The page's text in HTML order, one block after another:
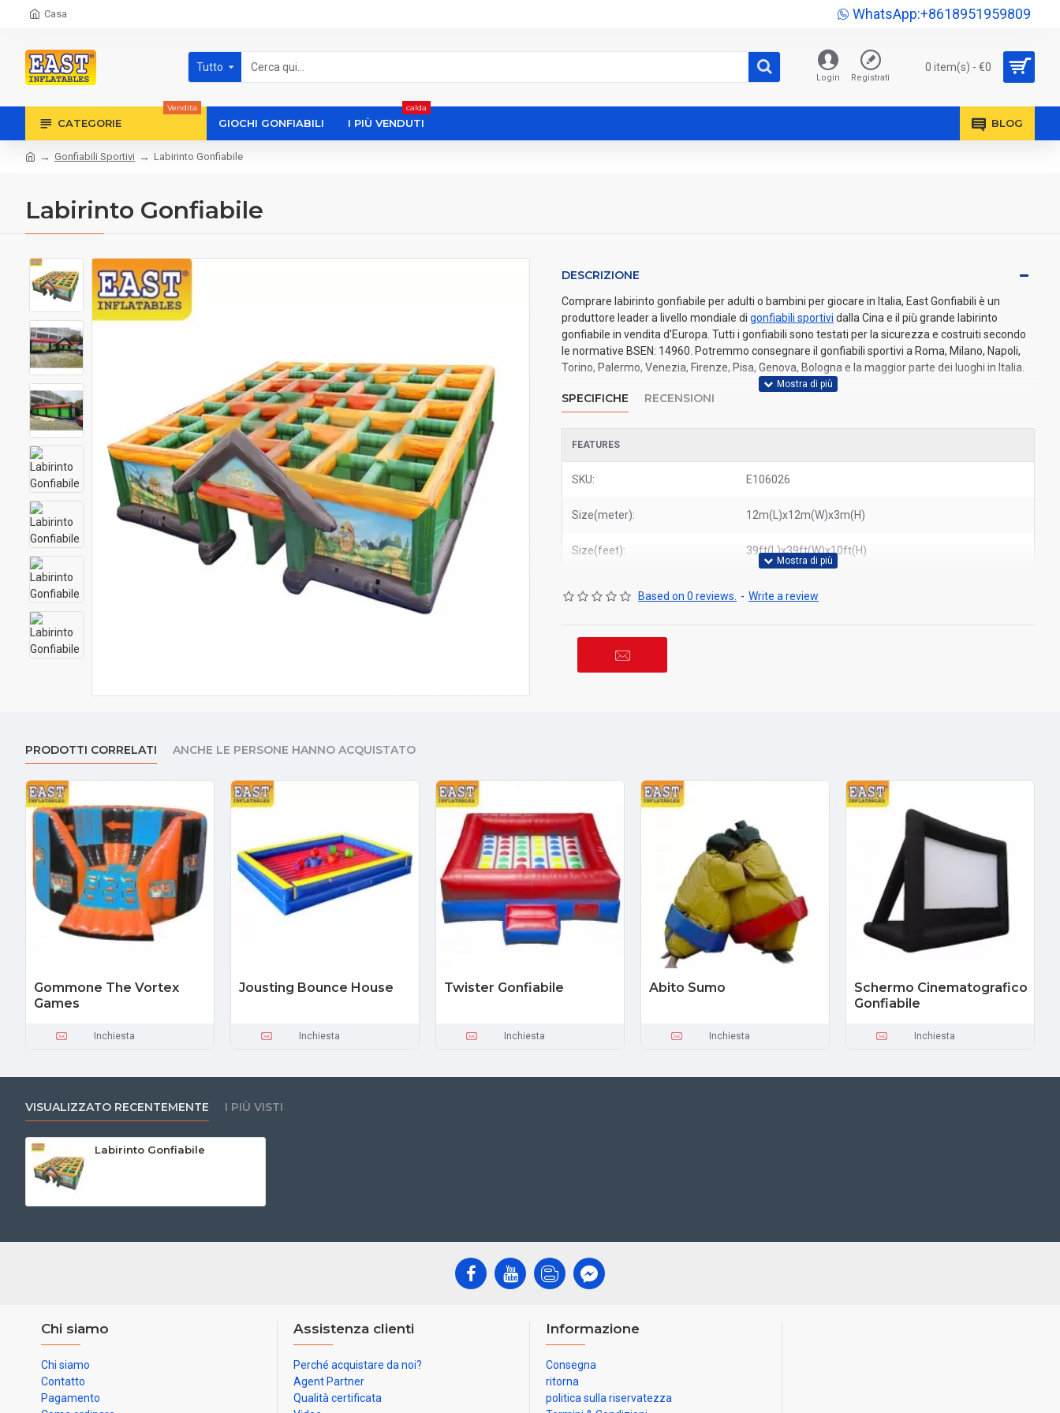
Casa WhatsApp:+8618951959809
Tutto
Login Registrati
0 item(s) - €0
CATEGORIE
Vendita
GIOCHI GONFIABILI I PIÙ VENDUTI
calda
BLOG
Gonfiabili Sportivi Labirinto Gonfiabile
Labirinto Gonfiabile
DESCRIZIONE
Comprare labirinto gonfiabile per adulti o bambini per giocare in Italia, East Gonfiabili è un
produttore leader a livello mondiale di gonfiabili sportivi dalla Cina e il più grande labirinto
gonfiabile in vendita d'Europa. Tutti i gonfiabili sono testati per la sicurezza e costruiti secondo
le normative BSEN: 14960. Potremmo consegnare il gonfiabili sportivi a Roma, Milano, Napoli,
Torino, Palermo, Venezia, Firenze, Pisa, Genova, Bologna e la maggior parte dei luoghi in Italia.
SPECIFICHE RECENSIONI
FEATURES
SKU: E106026
Size(meter): 12m(L)x12m(W)x3m(H)
Size(feet): 39ft(L)x39ft(W)x10ft(H)
Based on 0 reviews. - Write a review
PRODOTTI CORRELATI ANCHE LE PERSONE HANNO ACQUISTATO
Gommone The Vortex
Games
Inchiesta
Jousting Bounce House
Inchiesta
Twister Gonfiabile
Inchiesta
Abito Sumo
Inchiesta
Schermo Cinematografico
Gonfiabile
Inchiesta
VISUALIZZATO RECENTEMENTE I PIÙ VISTI
Labirinto Gonfiabile
Chi siamo
Chi siamo
Contatto
Pagamento
Assistenza clienti
Perché acquistare da noi?
Agent Partner
Qualità certificata
Informazione
Consegna
ritorna
politica sulla riservatezza